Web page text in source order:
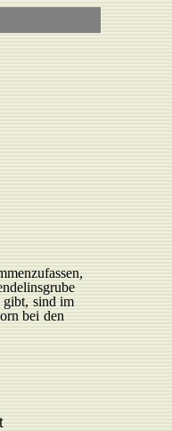
gibt, sind im
bei den